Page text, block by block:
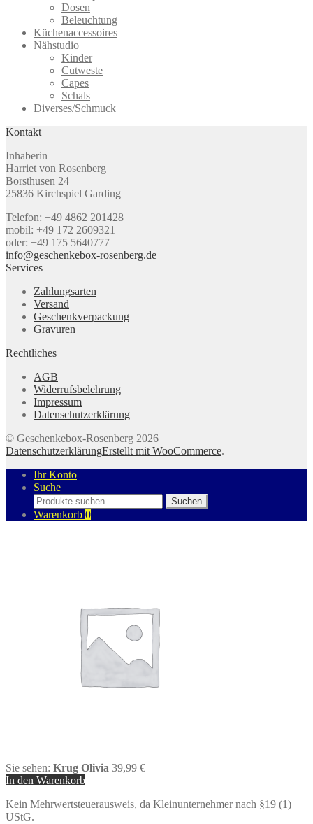
Dosen
Beleuchtung
Küchenaccessoires
Nähstudio
Kinder
Cutweste
Capes
Schals
Diverses/Schmuck
Kontakt
Inhaberin
Harriet von Rosenberg
Borsthusen 24
25836 Kirchspiel Garding
Telefon: +49 4862 201428
mobil: +49 172 2609321
oder: +49 175 5640777
info@geschenkebox-rosenberg.de
Services
Zahlungsarten
Versand
Geschenkverpackung
Gravuren
Rechtliches
AGB
Widerrufsbelehrung
Impressum
Datenschutzerklärung
© Geschenkebox-Rosenberg 2026
DatenschutzerklärungErstellt mit WooCommerce.
Ihr Konto
Suche
Suchen
nach:
Suchen
Warenkorb 0
Sie sehen: Krug Olivia 39,99 €
In den Warenkorb
Kein Mehrwertsteuerausweis, da Kleinunternehmer nach §19 (1)
UStG.